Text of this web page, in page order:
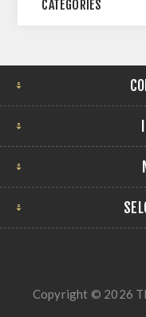
CATÉGORIES
Copyright © 2026